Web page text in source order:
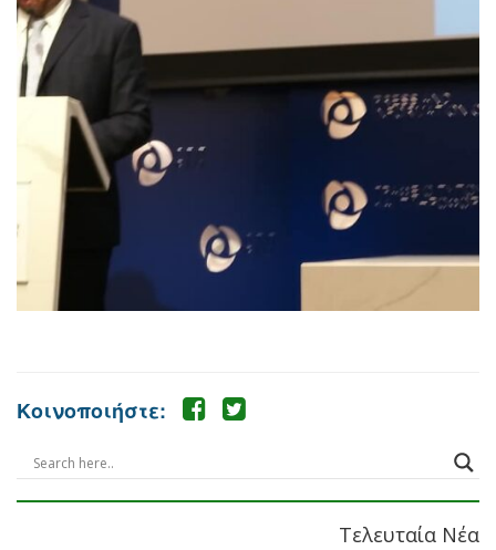
Κοινοποιήστε:
Τελευταία Νέα